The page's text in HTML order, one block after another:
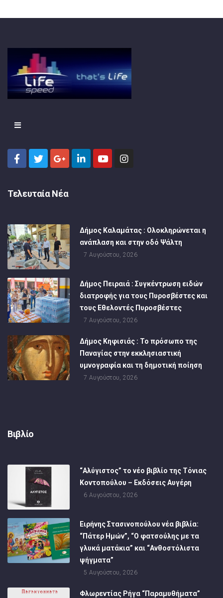
Τελευταία Νέα
Δήμος Καλαμάτας : Ολοκληρώνεται η
ανάπλαση και στην οδό Ψάλτη
7 Αυγούστου, 2026
Δήμος Πειραιά : Συγκέντρωση ειδών
διατροφής για τους Πυροσβέστες και
τους Εθελοντές Πυροσβέστες
7 Αυγούστου, 2026
Δήμος Κηφισιάς : Το πρόσωπο της
Παναγίας στην εκκλησιαστική
υμνογραφία και τη δημοτική ποίηση
7 Αυγούστου, 2026
Βιβλίο
“Αλύγιστος” το νέο βιβλίο της Τόνιας
Κοντοπούλου – Εκδόσεις Αυγέρη
6 Αυγούστου, 2026
Ειρήνης Στασινοπούλου νέα βιβλία:
“Πάτερ Ημών”, “Ο φατσούλης με τα
γλυκά ματάκια” και “Ανθοστόλιστα
ψήγματα”
5 Αυγούστου, 2026
Φλωρεντίας Ρήγα “Παραμυθήματα”